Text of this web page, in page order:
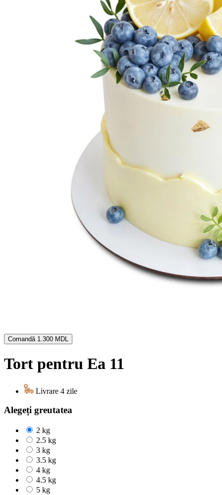
Comandă 1.300 MDL
Tort pentru Ea 11
Livrare 4 zile
Alegeți greutatea
2 kg
2.5 kg
3 kg
3.5 kg
4 kg
4.5 kg
5 kg